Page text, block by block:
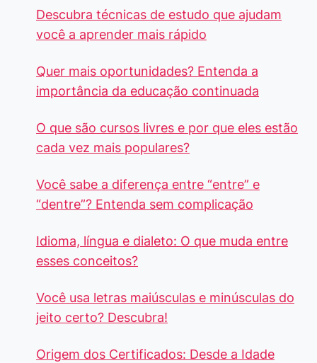
Descubra técnicas de estudo que ajudam
você a aprender mais rápido
Quer mais oportunidades? Entenda a
importância da educação continuada
O que são cursos livres e por que eles estão
cada vez mais populares?
Você sabe a diferença entre “entre” e
“dentre”? Entenda sem complicação
Idioma, língua e dialeto: O que muda entre
esses conceitos?
Você usa letras maiúsculas e minúsculas do
jeito certo? Descubra!
Origem dos Certificados: Desde a Idade